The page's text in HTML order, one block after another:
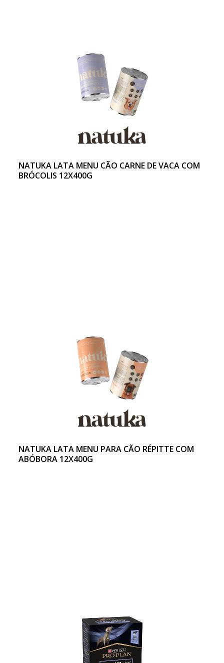
NATUKA LATA MENU CÃO CARNE DE VACA COM
BRÓCOLIS 12X400G
NATUKA LATA MENU PARA CÃO RÉPITTE COM
ABÓBORA 12X400G